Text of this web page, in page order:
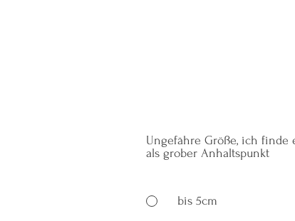
Ungefähre Größe, ich finde
als grober Anhaltspunkt
bis 5cm